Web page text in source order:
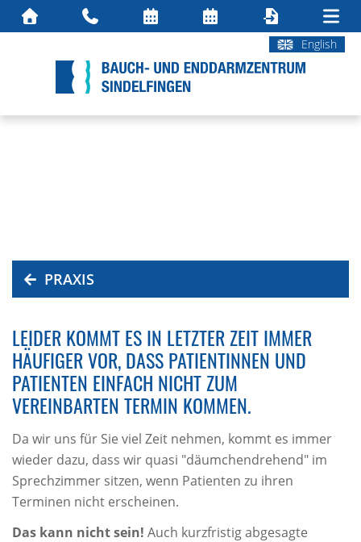
English
PRAXIS
LEIDER KOMMT ES IN LETZTER ZEIT IMMER
HÄUFIGER VOR, DASS PATIENTINNEN UND
PATIENTEN EINFACH NICHT ZUM
VEREINBARTEN TERMIN KOMMEN.
Da wir uns für Sie viel Zeit nehmen, kommt es immer
wieder dazu, dass wir quasi "däumchendrehend" im
Sprechzimmer sitzen, wenn Patienten zu ihren
Terminen nicht erscheinen.
Das kann nicht sein! Auch kurzfristig abgesagte